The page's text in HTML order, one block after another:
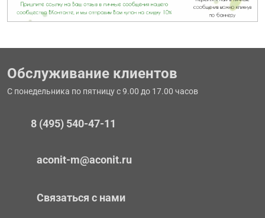
Обслуживание клиентов
С понедельника по пятницу с 9.00 до 17.00 часов
8 (495) 540-47-11
aconit-m@aconit.ru
Связаться с нами